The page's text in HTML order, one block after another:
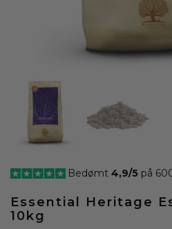
Bedømt 4,9/5 på
Essential Heritage
10kg